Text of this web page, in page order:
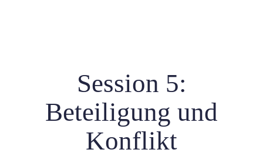
Session 5:
Beteiligung und
Konflikt